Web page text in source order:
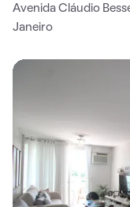
Avenida Cláudio
Janeiro